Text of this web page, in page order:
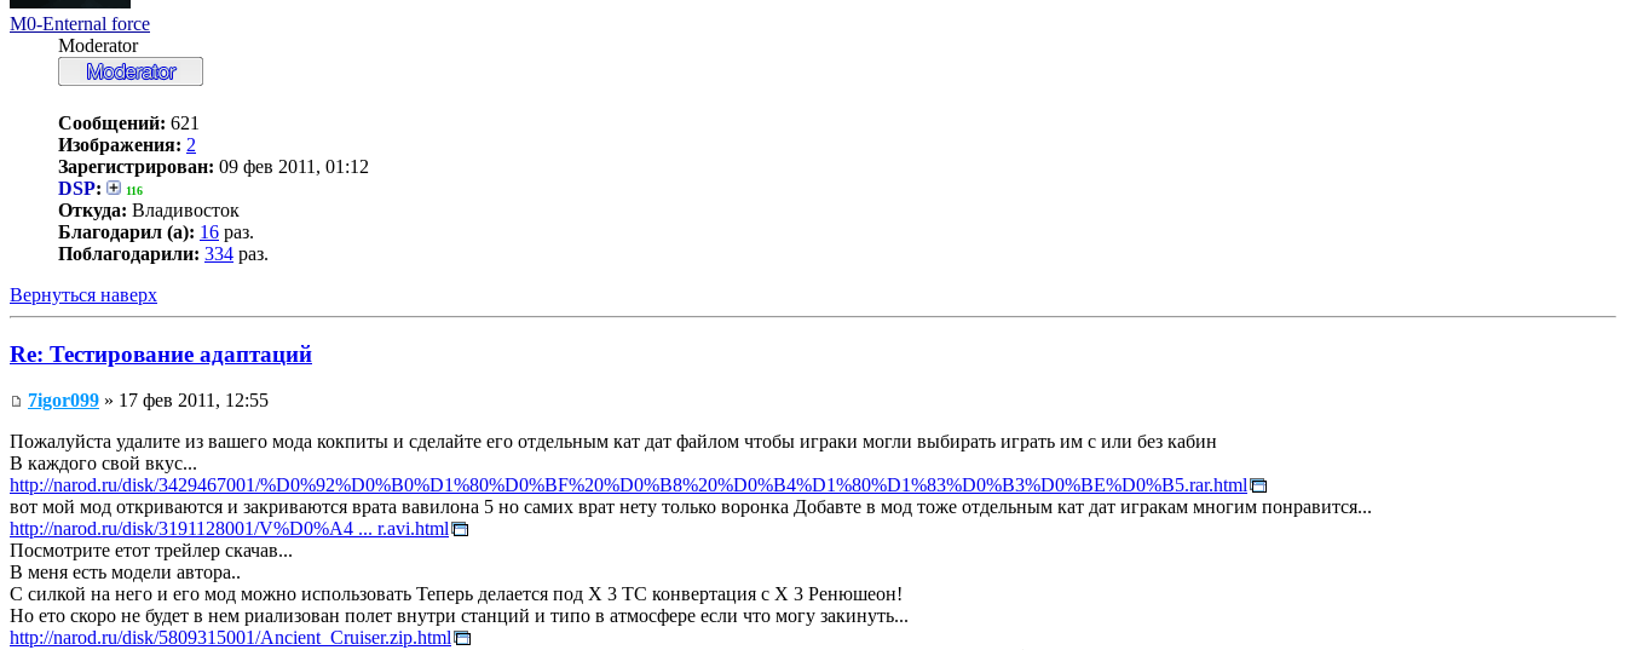
M0-Enternal force
Moderator
Сообщений: 621
Изображения: 2
Зарегистрирован: 09 фев 2011, 01:12
DSP: 116
Откуда: Владивосток
Благодарил (а): 16 раз.
Поблагодарили: 334 раз.
Вернуться наверх
Re: Тестирование адаптаций
7igor099 » 17 фев 2011, 12:55
Пожалуйста удалите из вашего мода кокпиты и сделайте его отдельным кат дат файлом чтобы играки могли выбирать играть им с или без кабин
В каждого свой вкус...
http://narod.ru/disk/3429467001/%D0%92%D0%B0%D1%80%D0%BF%20%D0%B8%20%D0%B4%D1%80%D1%83%D0%B3%D0%BE%D0%B5.rar.html
вот мой мод откриваются и закриваются врата вавилона 5 но самих врат нету только воронка Добавте в мод тоже отдельным кат дат игракам многим понравится...
http://narod.ru/disk/3191128001/V%D0%A4 ... r.avi.html
Посмотрите етот трейлер скачав...
В меня есть модели автора..
С силкой на него и его мод можно использовать Теперь делается под Х 3 ТС конвертация с Х 3 Ренюшеон!
Но ето скоро не будет в нем риализован полет внутри станций и типо в атмосфере если что могу закинуть...
http://narod.ru/disk/5809315001/Ancient_Cruiser.zip.html